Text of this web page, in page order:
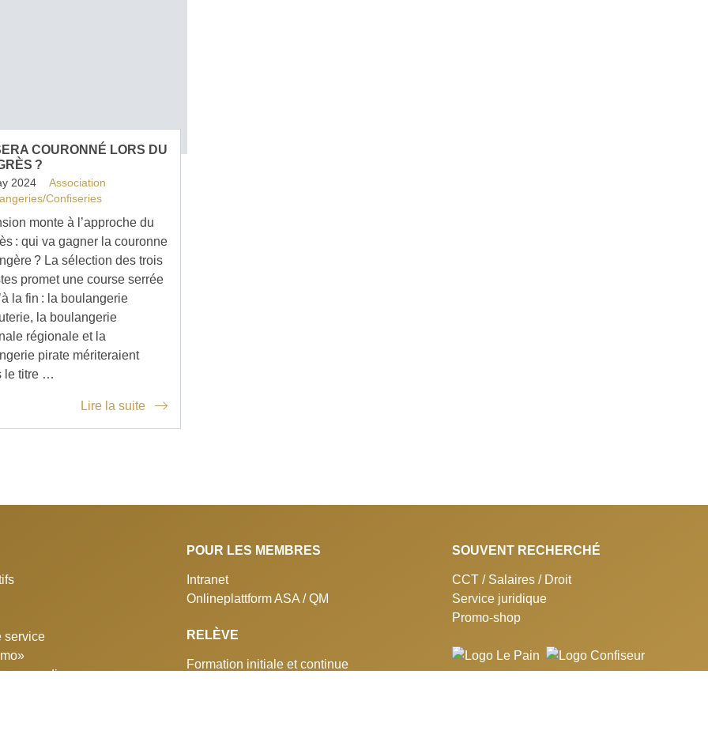
COURONNÉ LORS DU
?
2024
Association
Confiseries
monte à l’approche du
: qui va gagner la couronne
? La sélection des trois
promet une course serrée
la fin : la boulangerie
la boulangerie
régionale et la
pirate mériteraient
le titre …
Lire la suite
service
aux medias
POUR LES MEMBRES
Intranet
Onlineplattform ASA / QM
RELÈVE
Formation initiale et continue
SOUVENT RECHERCHÉ
CCT / Salaires / Droit
Service juridique
Promo-shop